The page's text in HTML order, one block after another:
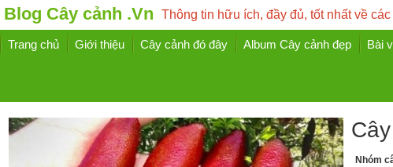
Blog Cây cảnh .Vn Thông tin hữu ích, đầy đủ, tốt nhất về
Trang chủ Giới thiệu Cây cảnh đó đây Album Cây cảnh đẹp Bài
Nhóm